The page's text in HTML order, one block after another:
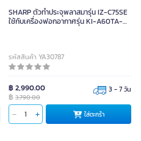
SHARP ตัวทำประจุพลาสมารุ่น IZ-C75SE
ใช้กับเครื่องฟอกอากาศรุ่น KI-A60TA-W,
รหัสสินค้า YA30787
฿ 2,990.00
฿ 3,790.00
3 - 7 วัน
ใส่ตะกร้า